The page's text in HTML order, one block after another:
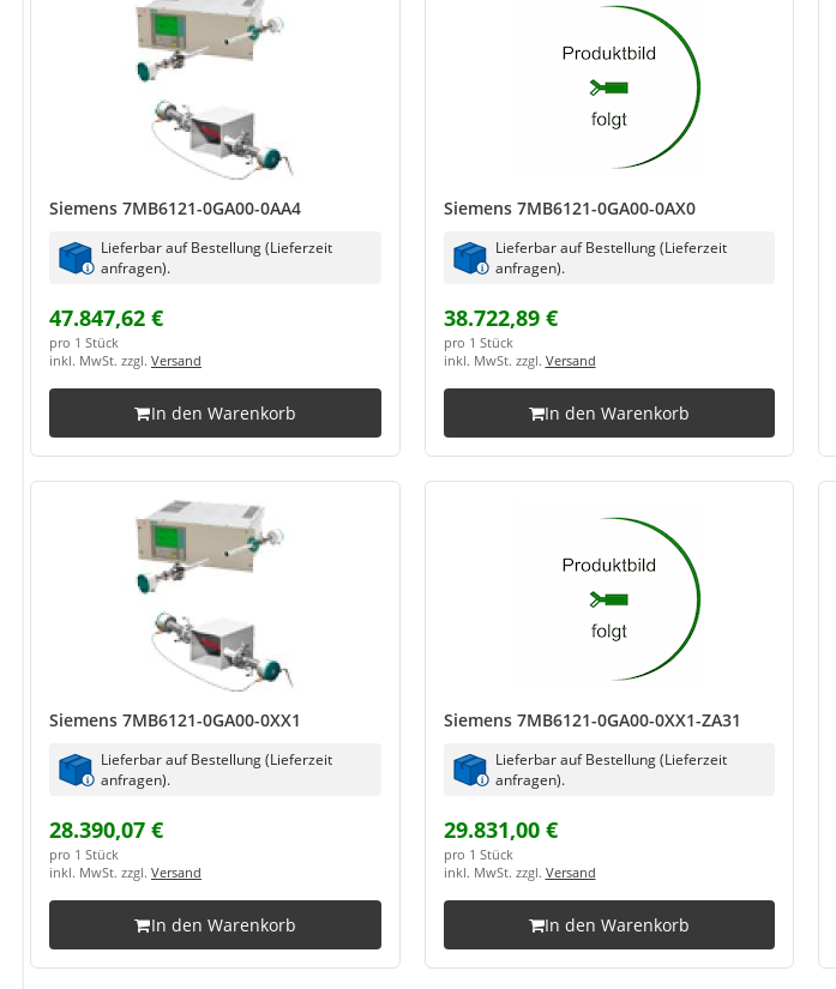
Siemens 7MB6121-0GA00-0AA4
Lieferbar auf Bestellung (Lieferzeit
anfragen).
47.847,62 €
pro 1 Stück
inkl. MwSt. zzgl. Versand
In den Warenkorb
Siemens 7MB6121-0GA00-0AX0
Lieferbar auf Bestellung (Lieferzeit
anfragen).
38.722,89 €
pro 1 Stück
inkl. MwSt. zzgl. Versand
In den Warenkorb
Siemens 7MB6121-0GA00-0XX1
Lieferbar auf Bestellung (Lieferzeit
anfragen).
28.390,07 €
pro 1 Stück
inkl. MwSt. zzgl. Versand
In den Warenkorb
Siemens 7MB6121-0GA00-0XX1-ZA31
Lieferbar auf Bestellung (Lieferzeit
anfragen).
29.831,00 €
pro 1 Stück
inkl. MwSt. zzgl. Versand
In den Warenkorb